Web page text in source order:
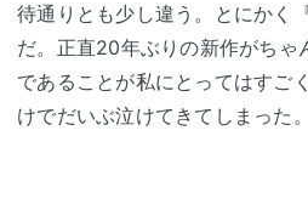
待通りとも少し違う。とにかく
だ。正直20年ぶりの新作がちゃ
であることが私にとってはすご
けでだいぶ泣けてきてしまった。